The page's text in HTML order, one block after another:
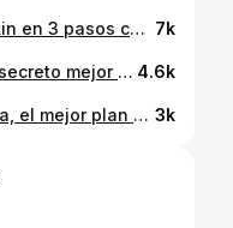
Te enseño mi rutina #glassskin en 3 pasos con @medicube_global_official 🤍. Resultado una piel hidratada y #glowup natural, me ha sorprendido ✨. #potenciatuimagen #medicubeskincare #asesoradeimagen @lidyamiralles || Publi Encantada con estos productos @frissa.management , nuevamente gracias por la gestión 💻. 7k
Como #asesoradeimagen mi secreto mejor guardado es el foco que llevo en el bolso gracias a mi smartphone @vivo_espana 🤍✨. #imagenpersonal #potenciatuimagen #marcapersonal #vivoV70FE @lidyamiralles 4.6k
#publi | Cuando algo funciona, el mejor plan es repetir, y eso he hecho este verano con la crema solar @babycare_elifexir 🤍 Aquí tienes el enlace para conseguir la tuya: https://app.im.skeepers.io/c/hw1up/r/hbnu1 @phergal #elifexirbabycare 3k